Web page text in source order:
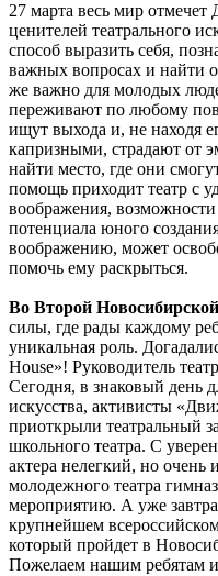
27 марта весь мир отмечет
ценителей театрального
способ выразить себя,
важных вопросах и
же важно для молодых
переживают по любому
ищут выхода и, не находя
капризными, страдают от
найти место, где они
помощь приходит театр с
воображения,
потенциала юного
воображению, может
помочь ему раскрыться.
Во Второй
силы, где рады каждому
уникальная роль.
House»! Руководитель
Сегодня, в знаковый день
искусства, активисты
приоткрыли театральный
школьного театра. С
актера нелегкий, но очень
молодежного театра
мероприятию. А уже
крупнейшем
который пройдет в
Пожелаем нашим ребятам и